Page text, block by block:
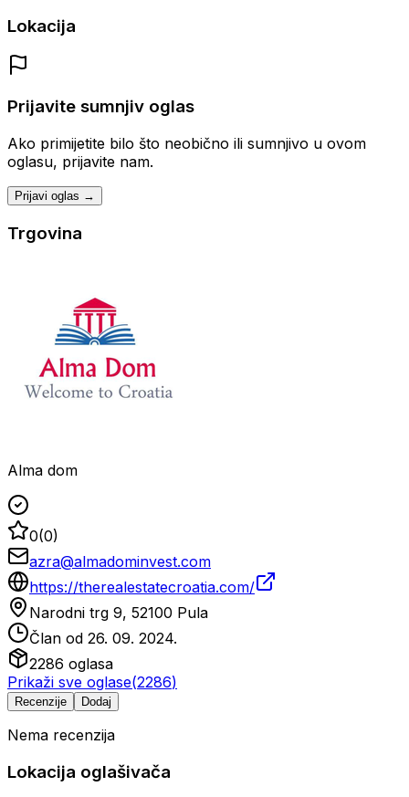
Lokacija
Prijavite sumnjiv oglas
Ako primijetite bilo što neobično ili sumnjivo u ovom
oglasu, prijavite nam.
Prijavi oglas →
Trgovina
Alma dom
0(0)
azra@almadominvest.com
https://therealestatecroatia.com/
Narodni trg 9, 52100 Pula
Član od 26. 09. 2024.
2286 oglasa
Prikaži sve oglase(2286)
Recenzije Dodaj
Nema recenzija
Lokacija oglašivača